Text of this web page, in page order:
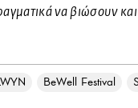
να βιώσουν
BeWell Festival